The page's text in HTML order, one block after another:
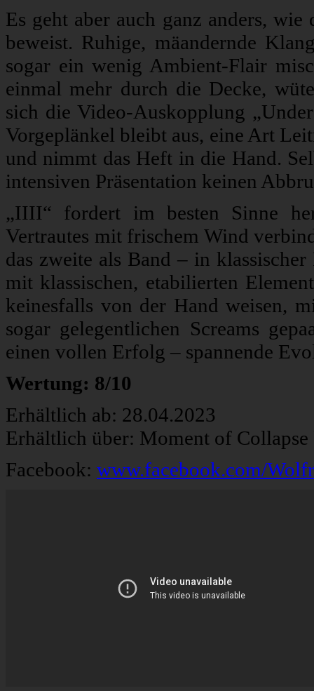
Es geht aber auch ganz anders,
beweist. Ruhige, mäandernde
sogar ein wenig Ambient-Flair
einmal mehr durch die Decke,
sich die Video-Auskopplung
Vorgeplänkel bleibt aus, eine Art
und nimmt das Heft in die Hand.
intensiven Präsentation keinen
„IIII“ fordert im besten Sinne
Vertrautes mit frischem Wind
das zweite als Band – in
mit klassischen, etabilierten
keinesfalls von der Hand weisen,
sogar gelegentlichen Screams
einen vollen Erfolg – spannende
Wertung: 8/10
Erhältlich ab: 28.04.2023
Erhältlich über: Moment of
Facebook: www.facebook.com/